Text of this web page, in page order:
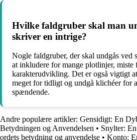
Hvilke faldgruber skal man
skriver en intrige?
Nogle faldgruber, der skal undgås ved
at inkludere for mange plotlinjer,
karakterudvikling. Det er også vigtigt
meget for tidligt og undgå klichéer for
spændende.
Andre populære artikler: Gensidigt: En
Betydningen og Anvendelsen • Snylter:
ordets betydning og anvendelse • Konto: